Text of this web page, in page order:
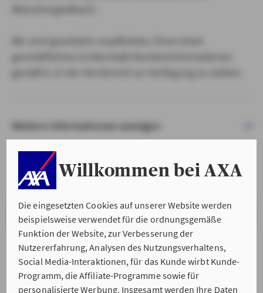
Willkommen bei AXA
Die eingesetzten Cookies auf unserer Website werden
beispielsweise verwendet für die ordnungsgemäße
Funktion der Website, zur Verbesserung der
Nutzererfahrung, Analysen des Nutzungsverhaltens,
Social Media-Interaktionen, für das Kunde wirbt Kunde-
Programm, die Affiliate-Programme sowie für
personalisierte Werbung. Insgesamt werden Ihre Daten
Weitere Informationen anzeigen
VERSTANDEN & WEITER